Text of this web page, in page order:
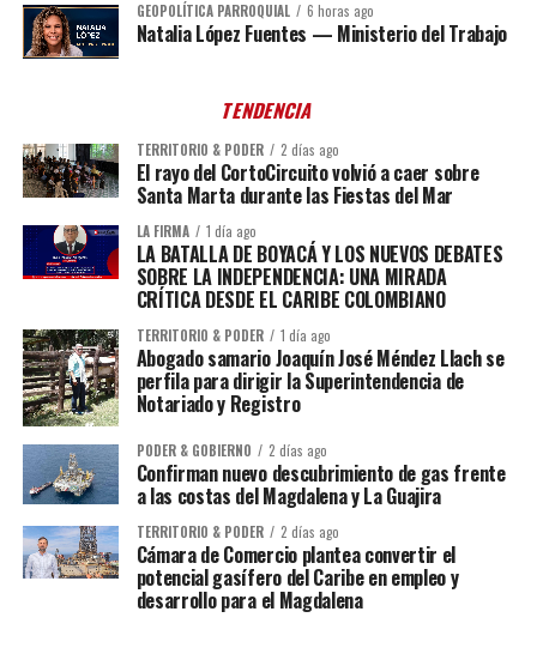
GEOPOLÍTICA PARROQUIAL 6 horas ago
Natalia López Fuentes — Ministerio del Trabajo
TENDENCIA
TERRITORIO & PODER 2 días ago
El rayo del CortoCircuito volvió a caer sobre
Santa Marta durante las Fiestas del Mar
LA FIRMA 1 día ago
LA BATALLA DE BOYACÁ Y LOS NUEVOS DEBATES
SOBRE LA INDEPENDENCIA: UNA MIRADA
CRÍTICA DESDE EL CARIBE COLOMBIANO
TERRITORIO & PODER 1 día ago
Abogado samario Joaquín José Méndez Llach se
perfila para dirigir la Superintendencia de
Notariado y Registro
PODER & GOBIERNO 2 días ago
Confirman nuevo descubrimiento de gas frente
a las costas del Magdalena y La Guajira
TERRITORIO & PODER 2 días ago
Cámara de Comercio plantea convertir el
potencial gasífero del Caribe en empleo y
desarrollo para el Magdalena